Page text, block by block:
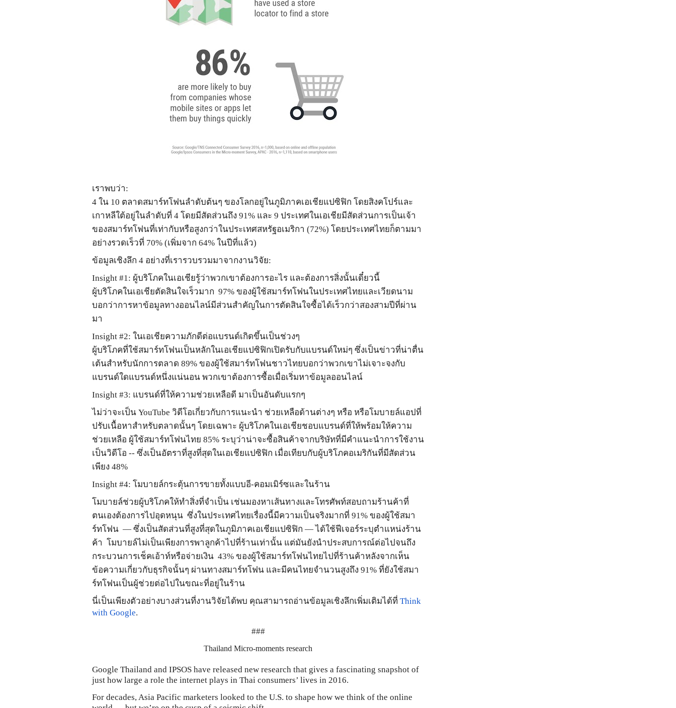
เราพบว่า:
4 ใน 10 ตลาดสมาร์ทโฟนลำดับต้นๆ ของโลกอยู่ในภูมิภาคเอเชียแปซิฟิก โดยสิงคโปร์และ
เกาหลีใต้อยู่ในลำดับที่ 4 โดยมีสัดส่วนถึง 91% และ 9 ประเทศในเอเชียมีสัดส่วนการเป็นเจ้า
ของสมาร์ทโฟนที่เท่ากับหรือสูงกว่าในประเทศสหรัฐอเมริกา (72%) โดยประเทศไทยก็ตามมา
อย่างรวดเร็วที่ 70% (เพิ่มจาก 64% ในปีที่แล้ว)
ข้อมูลเชิงลึก 4 อย่างที่เรารวบรวมมาจากงานวิจัย:
Insight #1: ผู้บริโภคในเอเชียรู้ว่าพวกเขาต้องการอะไร และต้องการสิ่งนั้นเดี๋ยวนี้
ผู้บริโภคในเอเชียตัดสินใจเร็วมาก 97% ของผู้ใช้สมาร์ทโฟนในประเทศไทยและเวียดนาม
บอกว่าการหาข้อมูลทางออนไลน์มีส่วนสำคัญในการตัดสินใจซื้อได้เร็วกว่าสองสามปีที่ผ่าน
มา
Insight #2: ในเอเชียความภักดีต่อแบรนด์เกิดขึ้นเป็นช่วงๆ
ผู้บริโภคที่ใช้สมาร์ทโฟนเป็นหลักในเอเชียแปซิฟิกเปิดรับกับแบรนด์ใหม่ๆ ซึ่งเป็นข่าวที่น่าตื่น
เต้นสำหรับนักการตลาด 89% ของผู้ใช้สมาร์ทโฟนชาวไทยบอกว่าพวกเขาไม่เจาะจงกับ
แบรนด์ใดแบรนด์หนึ่งแน่นอน พวกเขาต้องการซื้อเมื่อเริ่มหาข้อมูลออนไลน์
Insight #3: แบรนด์ที่ให้ความช่วยเหลือดี มาเป็นอันดับแรกๆ
ไม่ว่าจะเป็น YouTube วิดีโอเกี่ยวกับการแนะนำ ช่วยเหลือด้านต่างๆ หรือ หรือโมบายล์แอปที่
ปรับเนื้อหาสำหรับตลาดนั้นๆ โดยเฉพาะ ผู้บริโภคในเอเชียชอบแบรนด์ที่ให้พร้อมให้ความ
ช่วยเหลือ ผู้ใช้สมาร์ทโฟนไทย 85% ระบุว่าน่าจะซื้อสินค้าจากบริษัทที่มีคำแนะนำการใช้งาน
เป็นวิดีโอ -- ซึ่งเป็นอัตราที่สูงที่สุดในเอเชียแปซิฟิก เมื่อเทียบกับผู้บริโภคอเมริกันที่มีสัดส่วน
เพียง 48%
Insight #4: โมบายล์กระตุ้นการขายทั้งแบบอี-คอมเมิร์ซและในร้าน
โมบายล์ช่วยผู้บริโภคให้ทำสิ่งที่จำเป็น เช่นมองหาเส้นทางและโทรศัพท์สอบถามร้านค้าที่
ตนเองต้องการไปอุดหนุน ซึ่งในประเทศไทยเรื่องนี้มีความเป็นจริงมากที่ 91% ของผู้ใช้สมา
ร์ทโฟน — ซึ่งเป็นสัดส่วนที่สูงที่สุดในภูมิภาคเอเชียแปซิฟิก —ได้ใช้ฟีเจอร์ระบุตำแหน่งร้าน
ค้า โมบายล์ไม่เป็นเพียงการพาลูกค้าไปที่ร้านเท่านั้น แต่มันยังนำประสบการณ์ต่อไปจนถึง
กระบวนการเช็คเอ้าท์หรือจ่ายเงิน 43% ของผู้ใช้สมาร์ทโฟนไทยไปที่ร้านค้าหลังจากเห็น
ข้อความเกี่ยวกับธุรกิจนั้นๆ ผ่านทางสมาร์ทโฟน และมีคนไทยจำนวนสูงถึง 91% ที่ยังใช้สมา
ร์ทโฟนเป็นผู้ช่วยต่อไปในขณะที่อยู่ในร้าน
นี่เป็นเพียงตัวอย่างบางส่วนที่งานวิจัยได้พบ คุณสามารถอ่านข้อมูลเชิงลึกเพิ่มเติมได้ที่ Think
with Google.
###
Thailand Micro-moments research
Google Thailand and IPSOS have released new research that gives a fascinating snapshot of
just how large a role the internet plays in Thai consumers’ lives in 2016.
For decades, Asia Pacific marketers looked to the U.S. to shape how we think of the online